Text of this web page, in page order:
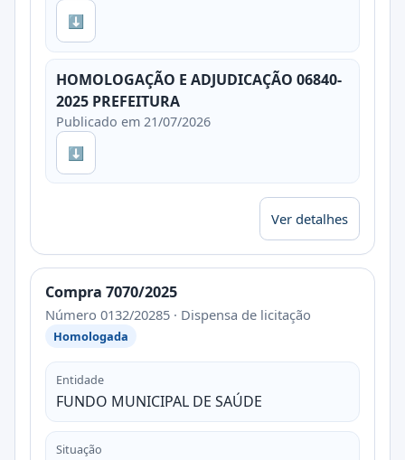
⬇
HOMOLOGAÇÃO E ADJUDICAÇÃO 06840-
2025 PREFEITURA
Publicado em 21/07/2026
⬇
Ver detalhes
Compra 7070/2025
Número 0132/20285 · Dispensa de licitação
Homologada
Entidade
FUNDO MUNICIPAL DE SAÚDE
Situação